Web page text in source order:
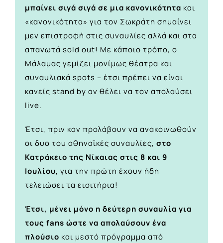
μπαίνει σιγά σιγά σε μια κανονικότητα και
«κανονικότητα» για τον Σωκράτη σημαίνει
μεν επιστροφή στις συναυλίες αλλά και στα
απανωτά sold out! Με κάποιο τρόπο, ο
Μάλαμας γεμίζει μονίμως θέατρα και
συναυλιακά spots – έτσι πρέπει να είναι
κανείς stand by αν θέλει να τον απολαύσει
live.
Έτσι, πριν καν προλάβουν να ανακοινωθούν
οι δυο του αθηναϊκές συναυλίες, στο
Κατράκειο της Νίκαιας στις 8 και 9
Ιουλίου, για την πρώτη έχουν ήδη
τελειώσει τα εισιτήρια!
Έτσι, μένει μόνο η δεύτερη συναυλία για
τους fans ώστε να απολαύσουν ένα
πλούσιο και μεστό πρόγραμμα από